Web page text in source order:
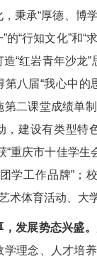
秉承“厚德、博
的“行知文化”和
“红岩青年沙龙
第八届“我心中
第二课堂成绩单
，建设有类型特
“重庆市十佳学
学工作品牌”；
术体育活动、大
发展势态兴盛。
学理念、人才培